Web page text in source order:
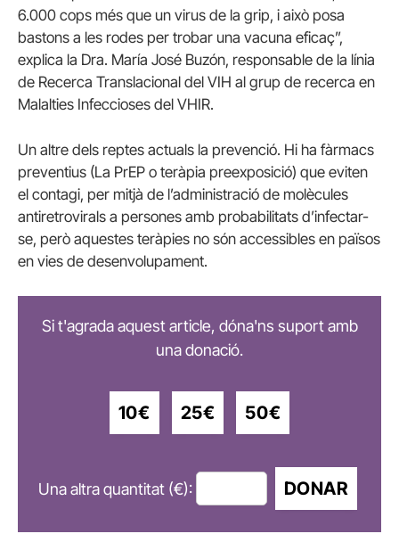
6.000 cops més que un virus de la grip, i això posa
bastons a les rodes per trobar una vacuna eficaç”,
explica la Dra. María José Buzón, responsable de la línia
de Recerca Translacional del VIH al grup de recerca en
Malalties Infeccioses del VHIR.
Un altre dels reptes actuals la prevenció. Hi ha fàrmacs
preventius (La PrEP o teràpia preexposició) que eviten
el contagi, per mitjà de l’administració de molècules
antiretrovirals a persones amb probabilitats d’infectar-
se, però aquestes teràpies no són accessibles en països
en vies de desenvolupament.
Si t'agrada aquest article, dóna'ns suport amb
una donació.
10€ 25€ 50€
Una altra quantitat (€): DONAR